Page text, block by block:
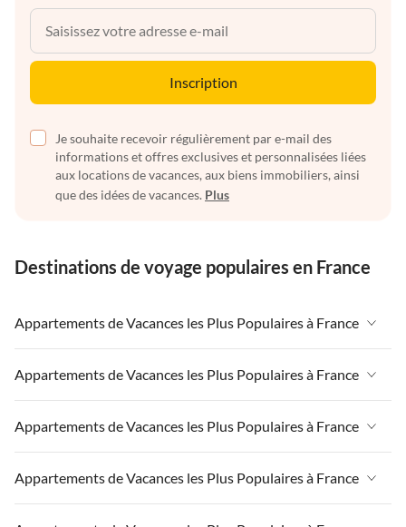
Inscription
Je souhaite recevoir régulièrement par e-mail des
informations et offres exclusives et personnalisées liées
aux locations de vacances, aux biens immobiliers, ainsi
que des idées de vacances. Plus
Destinations de voyage populaires en France
Appartements de Vacances les Plus Populaires à France
Appartements de Vacances à France
Appartements de Vacances à Paris-Ile de France
Appartements de Vacances à Paris
Appartements de Vacances à Côte atlantique
Appartements de Vacances les Plus Populaires à France
Appartements de Vacances à France
Appartements de Vacances à Paris-Ile de France
Appartements de Vacances à Paris
Appartements de Vacances les Plus Populaires à France
Appartements de Vacances à France
Appartements de Vacances à Paris-Ile de France
Appartements de Vacances les Plus Populaires à France